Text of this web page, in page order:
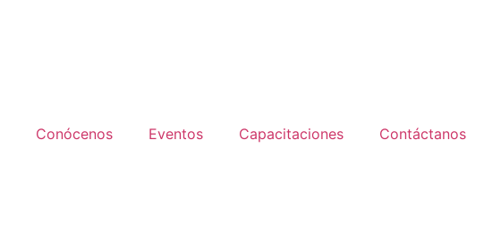
Conócenos Eventos Capacitaciones Contáctanos